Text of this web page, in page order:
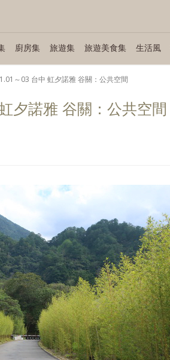
廚房集 旅遊集 旅遊美食集 生活風
～03 台中 虹夕諾雅 谷關：公共空間
夕諾雅 谷關：公共空間